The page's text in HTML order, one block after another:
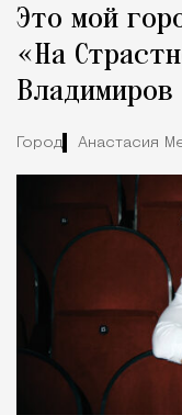
Город
Это мой
«На
Владимиров
Город Анастасия